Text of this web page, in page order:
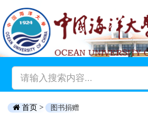
首页 > 图书捐赠